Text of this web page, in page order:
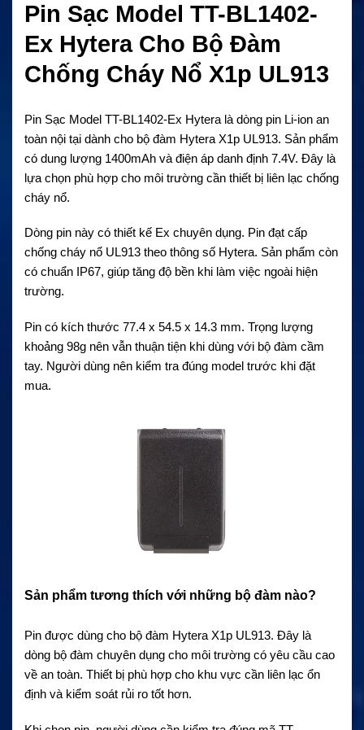
Pin Sạc Model TT-BL1402-
Ex Hytera Cho Bộ Đàm
Chống Cháy Nổ X1p UL913
Pin Sạc Model TT-BL1402-Ex Hytera là dòng pin Li-ion an
toàn nội tại dành cho bộ đàm Hytera X1p UL913. Sản phẩm
có dung lượng 1400mAh và điện áp danh định 7.4V. Đây là
lựa chọn phù hợp cho môi trường cần thiết bị liên lạc chống
cháy nổ.
Dòng pin này có thiết kế Ex chuyên dụng. Pin đạt cấp
chống cháy nổ UL913 theo thông số Hytera. Sản phẩm còn
có chuẩn IP67, giúp tăng độ bền khi làm việc ngoài hiện
trường.
Pin có kích thước 77.4 x 54.5 x 14.3 mm. Trọng lượng
khoảng 98g nên vẫn thuận tiện khi dùng với bộ đàm cầm
tay. Người dùng nên kiểm tra đúng model trước khi đặt
mua.
Sản phẩm tương thích với những bộ đàm nào?
Pin được dùng cho bộ đàm Hytera X1p UL913. Đây là
dòng bộ đàm chuyên dụng cho môi trường có yêu cầu cao
về an toàn. Thiết bị phù hợp cho khu vực cần liên lạc ổn
định và kiểm soát rủi ro tốt hơn.